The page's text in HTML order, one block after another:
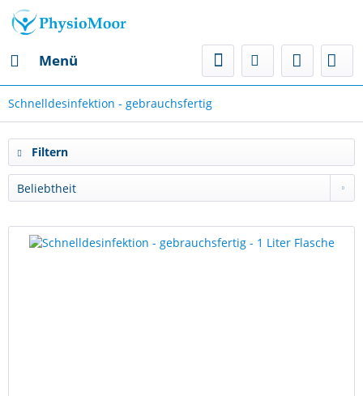
Menü
Schnelldesinfektion - gebrauchsfertig
Filtern